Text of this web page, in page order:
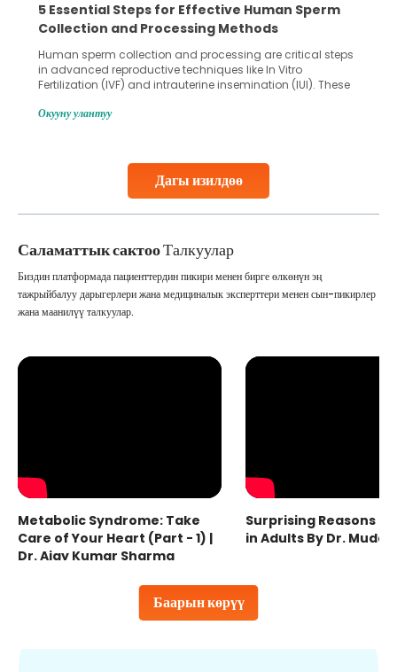
Дагы изилдөө
5 Essential Steps for Effective Human Sperm
Collection and Processing Methods
Human sperm collection and processing are critical steps
in advanced reproductive techniques like In Vitro
Fertilization (IVF) and intrauterine insemination (IUI). These
challenges and help couples achieve their dream of
collected, they process the
Окууну улантуу
Саламаттык сактооТалкуулар
Баарын көрүү
Биздин платформада пациенттердин пикири менен бирге өлкөнүн эң
тажрыйбалуу дарыгерлери жана медициналык эксперттери менен сын-пикирлер
жана маанилүү талкуулар.
Metabolic Syndrome: Take
Care of Your Heart (Part - 1) |
Dr. Ajay Kumar Sharma
Surprising Reasons
in Adults By Dr.